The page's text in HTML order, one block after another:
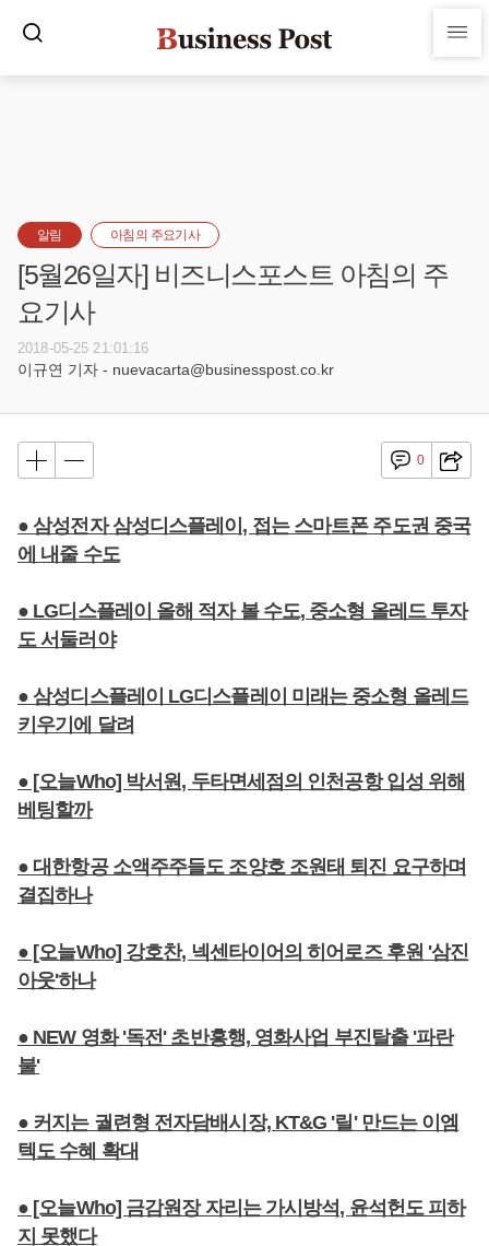
알림 아침의 주요기사
[5월26일자] 비즈니스포스트 아침의 주
요기사
2018-05-25 21:01:16
이규연 기자 - nuevacarta@businesspost.co.kr
0
● 삼성전자 삼성디스플레이, 접는 스마트폰 주도권 중국
에 내줄 수도
● LG디스플레이 올해 적자 볼 수도, 중소형 올레드 투자
도 서둘러야
● 삼성디스플레이 LG디스플레이 미래는 중소형 올레드
키우기에 달려
● [오늘Who] 박서원, 두타면세점의 인천공항 입성 위해
베팅할까
● 대한항공 소액주주들도 조양호 조원태 퇴진 요구하며
결집하나
● [오늘Who] 강호찬, 넥센타이어의 히어로즈 후원 '삼진
아웃'하나
● NEW 영화 '독전' 초반흥행, 영화사업 부진탈출 '파란
불'
● 커지는 궐련형 전자담배시장, KT&G '릴' 만드는 이엠
텍도 수혜 확대
● [오늘Who] 금감원장 자리는 가시방석, 윤석헌도 피하
지 못했다